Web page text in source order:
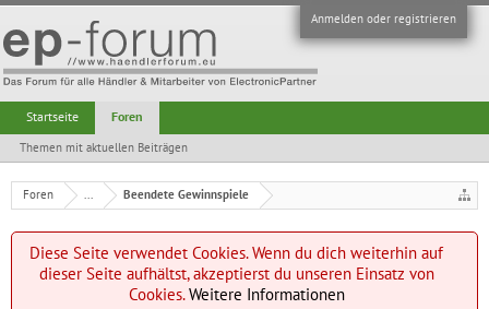
Anmelden oder registrieren
Foren ... Beendete Gewinnspiele
Diese Seite verwendet Cookies. Wenn du dich weiterhin auf
dieser Seite aufhältst, akzeptierst du unseren Einsatz von
Cookies.Weitere Informationen
Startseite Foren
Themen mit aktuellen Beiträgen